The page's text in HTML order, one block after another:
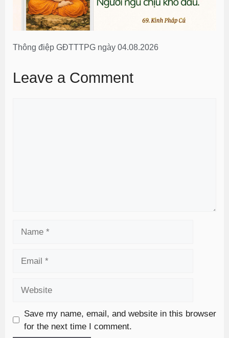
Thông điệp GĐTTTPG ngày 04.08.2026
Leave a Comment
Save my name, email, and website in this browser
for the next time I comment.